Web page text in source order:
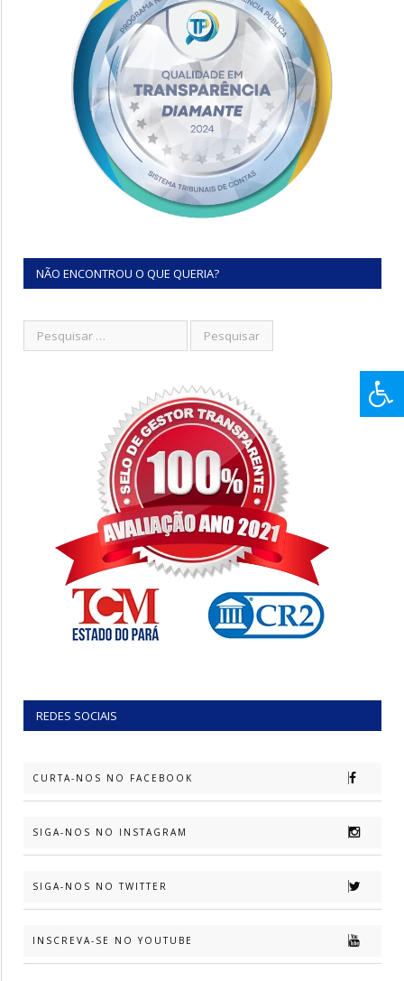
NÃO ENCONTROU O QUE QUERIA?
REDES SOCIAIS
CURTA-NOS NO FACEBOOK
SIGA-NOS NO INSTAGRAM
SIGA-NOS NO TWITTER
INSCREVA-SE NO YOUTUBE